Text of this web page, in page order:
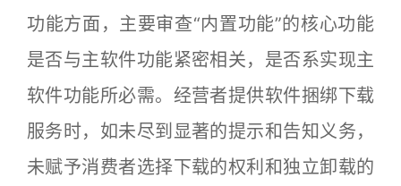
功能方面，主要审查“内置功能”的核心功能
是否与主软件功能紧密相关，是否系实现主
软件功能所必需。经营者提供软件捆绑下载
服务时，如未尽到显著的提示和告知义务，
未赋予消费者选择下载的权利和独立卸载的